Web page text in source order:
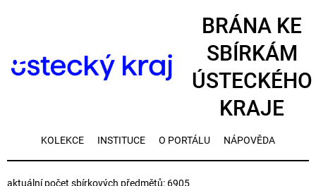
BRÁNA KE
SBÍRKÁM
ÚSTECKÉHO
KRAJE
KOLEKCE INSTITUCE O PORTÁLU NÁPOVĚDA
aktuální počet sbírkových předmětů: 6905